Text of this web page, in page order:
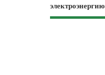
электроэнергию